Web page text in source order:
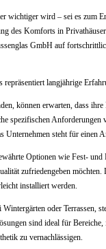
wichtiger wird – sei es zum
des Komforts in
GmbH auf
langjährige
können erwarten, dass
spezifischen
Unternehmen steht für
Optionen wie Fest-
zufriedengeben
installiert werden.
oder Terrassen,
sind ideal für
zu vernachlässigen.